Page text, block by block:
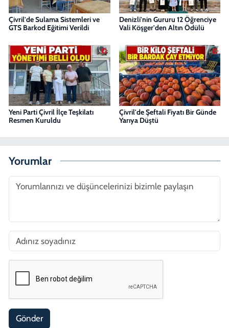
Çivril'de Sulama Sistemleri ve
GTS Barkod Eğitimi Verildi
Denizli'nin Gururu 12 Öğrenciye
Vali Köşger'den Altın Ödülü
Yeni Parti Çivril İlçe Teşkilatı
Resmen Kuruldu
Çivril'de Şeftali Fiyatı Bir Günde
Yarıya Düştü
Yorumlar
Gönder